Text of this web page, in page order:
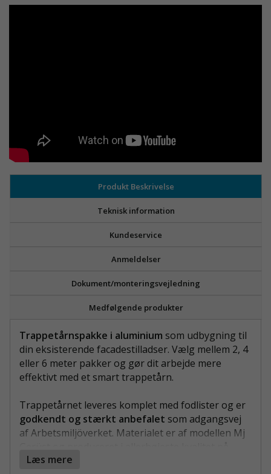
Produkt Beskrivelse
Teknisk information
Kundeservice
Anmeldelser
Dokument/monteringsvejledning
Medfølgende produkter
Trappetårnspakke i aluminium som udbygning til
din eksisterende facadestilladser. Vælg mellem 2, 4
eller 6 meter pakker og gør dit arbejde mere
effektivt med et smart trappetårn.
Trappetårnet leveres komplet med fodlister og er
godkendt og stærkt anbefalet som adgangsvej
af Arbetsmiljöverket. Materialet er af modellen Mj
egne tyske fabrikker.
Læs mere